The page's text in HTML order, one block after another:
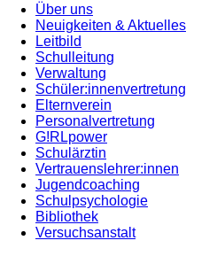
Über uns
Neuigkeiten & Aktuelles
Leitbild
Schulleitung
Verwaltung
Schüler:innenvertretung
Elternverein
Personalvertretung
G!RLpower
Schulärztin
Vertrauenslehrer:innen
Jugendcoaching
Schulpsychologie
Bibliothek
Versuchsanstalt